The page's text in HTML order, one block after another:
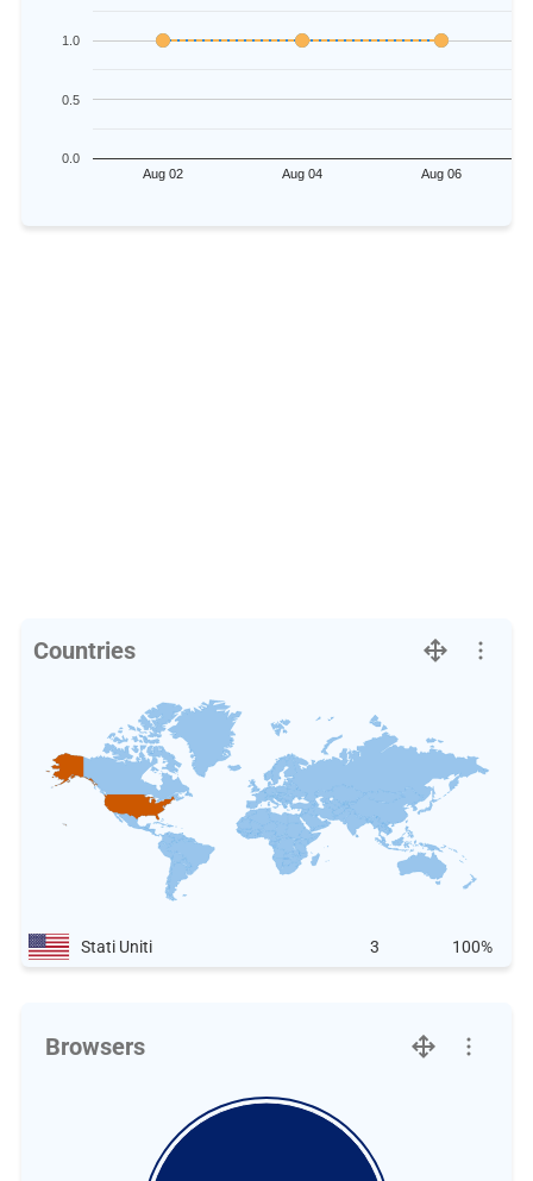
Aug 02 Aug 04 Aug 06
0.0
0.5
1.0
Countries
Stati Uniti 3 100%
Browsers